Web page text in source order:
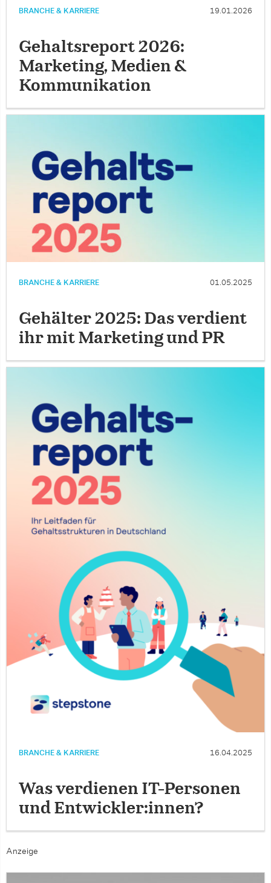
BRANCHE & KARRIERE 19.01.2026
Gehaltsreport 2026:
Marketing, Medien &
Kommunikation
BRANCHE & KARRIERE 01.05.2025
Gehälter 2025: Das verdient
ihr mit Marketing und PR
BRANCHE & KARRIERE 16.04.2025
Was verdienen IT-Personen
und Entwickler:innen?
Anzeige